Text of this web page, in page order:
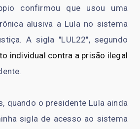
confirmou que usou uma
alusiva a Lula no sistema
A sigla "LUL22", segundo
individual contra a prisão ilegal
quando o presidente Lula ainda
sigla de acesso ao sistema